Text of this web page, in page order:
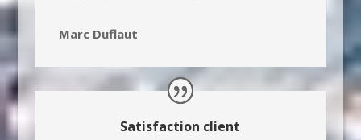
Marc Duflaut
Satisfaction client